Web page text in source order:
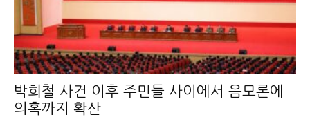
박희철 사건 이후 주민들 사이에서 음모론에
의혹까지 확산